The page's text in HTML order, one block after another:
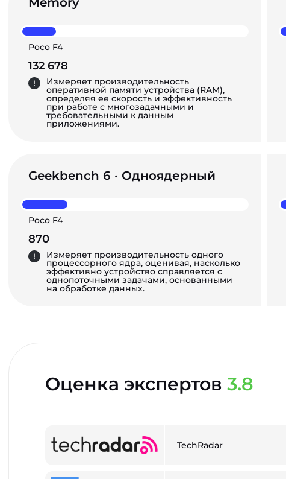
Poco F4
132 678
Измеряет производительность
оперативной памяти устройства (RAM),
определяя ее скорость и эффективность
при работе с многозадачными и
требовательными к данным
приложениями.
Geekbench 6 · Одноядерный
Poco F4
870
Измеряет производительность одного
процессорного ядра, оценивая, насколько
эффективно устройство справляется с
однопоточными задачами, основанными
на обработке данных.
Оценка экспертов 3.8
TechRadar